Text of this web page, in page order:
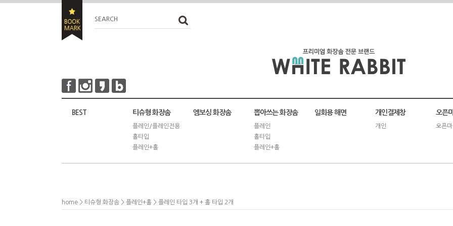
SEARCH
BEST 티슈형 화장솜
플레인/플레인전용
홀타입
플레인+홀
엠보싱 화장솜 뽑아쓰는 화장솜
플레인
홀타입
플레인+홀
일회용 해면 개인결제창
개인
오픈
오픈
home > 티슈형 화장솜 > 플레인+홀 > 플레인 타입 3개 + 홀 타입 2개